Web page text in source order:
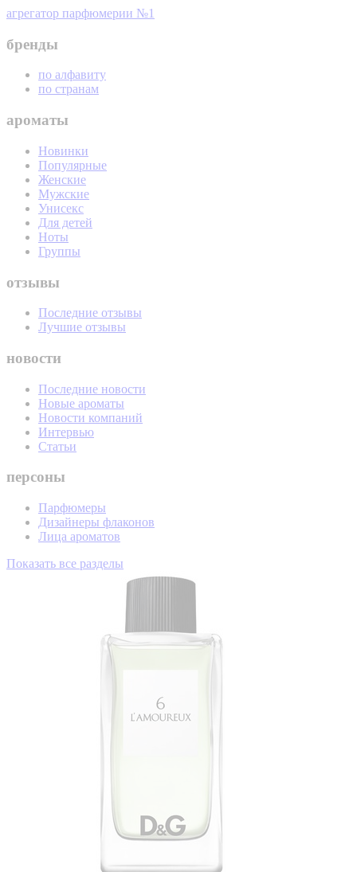
агрегатор парфюмерии №1
бренды
по алфавиту
по странам
ароматы
Новинки
Популярные
Женские
Мужские
Унисекс
Для детей
Ноты
Группы
отзывы
Последние отзывы
Лучшие отзывы
новости
Последние новости
Новые ароматы
Новости компаний
Интервью
Статьи
персоны
Парфюмеры
Дизайнеры флаконов
Лица ароматов
Показать все разделы